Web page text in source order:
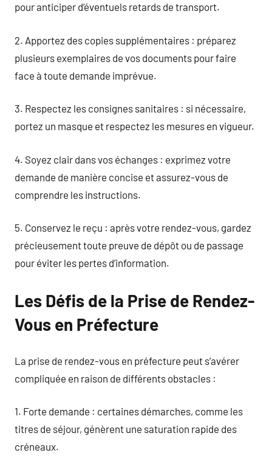
pour anticiper d’éventuels retards de transport.
2. Apportez des copies supplémentaires : préparez
plusieurs exemplaires de vos documents pour faire
face à toute demande imprévue.
3. Respectez les consignes sanitaires : si nécessaire,
portez un masque et respectez les mesures en vigueur.
4. Soyez clair dans vos échanges : exprimez votre
demande de manière concise et assurez-vous de
comprendre les instructions.
5. Conservez le reçu : après votre rendez-vous, gardez
précieusement toute preuve de dépôt ou de passage
pour éviter les pertes d’information.
Les Défis de la Prise de Rendez-
Vous en Préfecture
La prise de rendez-vous en préfecture peut s’avérer
compliquée en raison de différents obstacles :
1. Forte demande : certaines démarches, comme les
titres de séjour, génèrent une saturation rapide des
créneaux.